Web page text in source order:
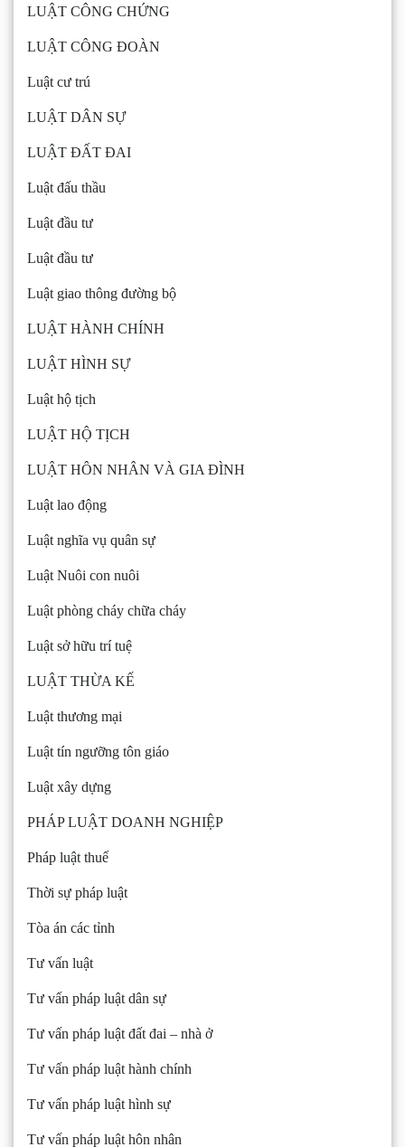
LUẬT CÔNG CHỨNG
LUẬT CÔNG ĐOÀN
Luật cư trú
LUẬT DÂN SỰ
LUẬT ĐẤT ĐAI
Luật đấu thầu
Luật đầu tư
Luật đầu tư
Luật giao thông đường bộ
LUẬT HÀNH CHÍNH
LUẬT HÌNH SỰ
Luật hộ tịch
LUẬT HỘ TỊCH
LUẬT HÔN NHÂN VÀ GIA ĐÌNH
Luật lao động
Luật nghĩa vụ quân sự
Luật Nuôi con nuôi
Luật phòng cháy chữa cháy
Luật sở hữu trí tuệ
LUẬT THỪA KẾ
Luật thương mại
Luật tín ngưỡng tôn giáo
Luật xây dựng
PHÁP LUẬT DOANH NGHIỆP
Pháp luật thuế
Thời sự pháp luật
Tòa án các tỉnh
Tư vấn luật
Tư vấn pháp luật dân sự
Tư vấn pháp luật đất đai – nhà ở
Tư vấn pháp luật hành chính
Tư vấn pháp luật hình sự
Tư vấn pháp luật hôn nhân